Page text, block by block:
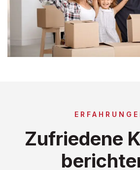
Zufriedene